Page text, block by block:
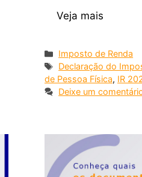
Veja mais
Imposto de Renda
Declaração do
de Pessoa Física, IR
Deixe um